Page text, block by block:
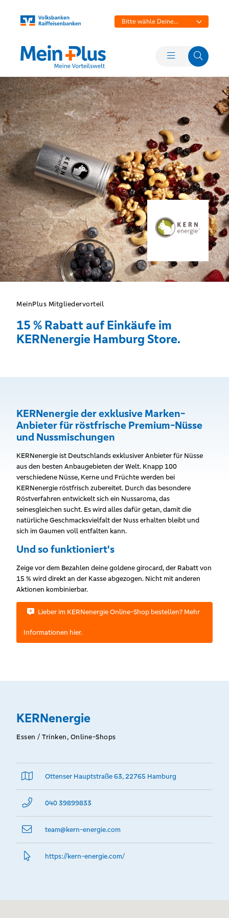
Bitte wähle Deine
MeinPlus Mitgliedervorteil
15 % Rabatt auf Einkäufe im
KERNenergie Hamburg Store.
KERNenergie der exklusive Marken-
Anbieter für röstfrische Premium-Nüsse
und Nussmischungen
KERNenergie ist Deutschlands exklusiver Anbieter für Nüsse
aus den besten Anbaugebieten der Welt. Knapp 100
verschiedene Nüsse, Kerne und Früchte werden bei
KERNenergie röstfrisch zubereitet. Durch das besondere
Röstverfahren entwickelt sich ein Nussaroma, das
seinesgleichen sucht. Es wird alles dafür getan, damit die
natürliche Geschmacksvielfalt der Nuss erhalten bleibt und
sich im Gaumen voll entfalten kann.
Und so funktioniert's
Zeige vor dem Bezahlen deine goldene girocard, der Rabatt von
15 % wird direkt an der Kasse abgezogen. Nicht mit anderen
Aktionen kombinierbar.
Lieber im KERNenergie Online-Shop bestellen? Mehr
Informationen hier.
KERNenergie
Essen / Trinken, Online-Shops
Ottenser Hauptstraße 63, 22765 Hamburg
040 39899833
team@­kern-energie.com
https://kern-energie.­com/